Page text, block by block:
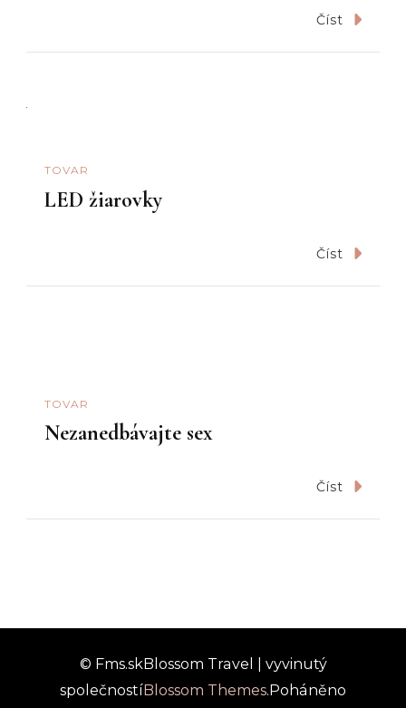
Číst
TOVAR
LED žiarovky
Číst
TOVAR
Nezanedbávajte sex
Číst
© Fms.skBlossom Travel | vyvinutý
společností Blossom Themes.Poháněno